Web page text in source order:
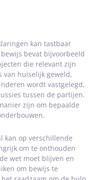
kan tastbaar
bevat bijvoorbeeld
die relevant zijn
van huiselijk geweld,
wordt vastgelegd,
tussen de partijen.
zijn om bepaalde
kan op verschillende
om te onthouden
wet moet blijven en
om bewijs te